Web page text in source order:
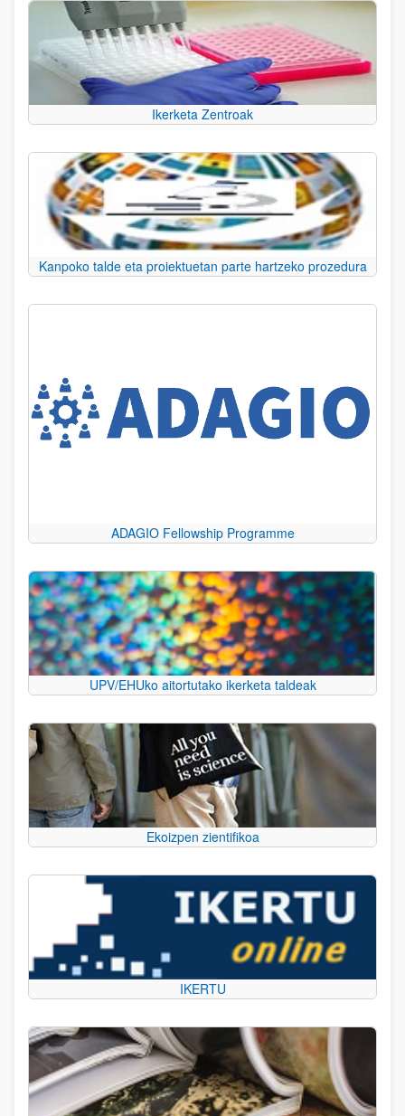
Ikerketa Zentroak
Kanpoko talde eta proiektuetan parte hartzeko prozedura
ADAGIO Fellowship Programme
UPV/EHUko aitortutako ikerketa taldeak
Ekoizpen zientifikoa
IKERTU